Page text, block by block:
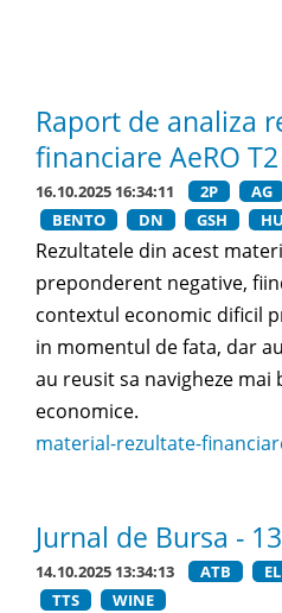
Raport de analiza
financiare AeRO
16.10.2025 16:34:11 2P AG
BENTO
DN GSH
Rezultatele din acest
preponderent negative,
contextul economic dificil
in momentul de fata, dar
au reusit sa navigheze
economice.
material-rezultate-
Jurnal de Bursa -
14.10.2025 13:34:13 ATB EL
TTS
WINE